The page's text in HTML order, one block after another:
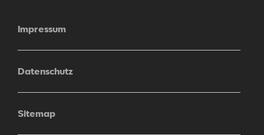
Impressum
Datenschutz
Sitemap